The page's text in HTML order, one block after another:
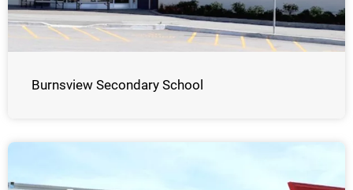
Burnsview Secondary School